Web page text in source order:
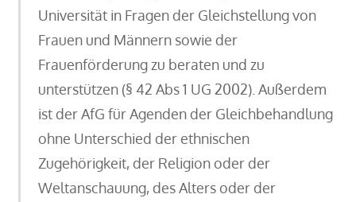
Universität in Fragen der Gleichstellung von
Frauen und Männern sowie der
Frauenförderung zu beraten und zu
unterstützen (§ 42 Abs 1 UG 2002). Außerdem
ist der AfG für Agenden der Gleichbehandlung
ohne Unterschied der ethnischen
Zugehörigkeit, der Religion oder der
Weltanschauung, des Alters oder der